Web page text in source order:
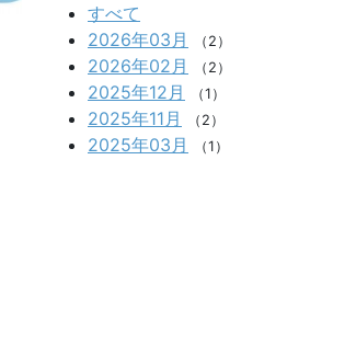
すべて
2026年03月
（2）
2026年02月 （2）
2025年12月 （1）
2025年11月 （2）
2025年03月 （1）